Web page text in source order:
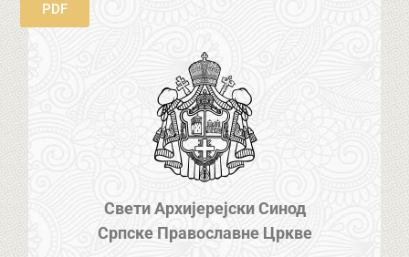
PDF
Свети Архијерејски Синод
Српске Православне Цркве